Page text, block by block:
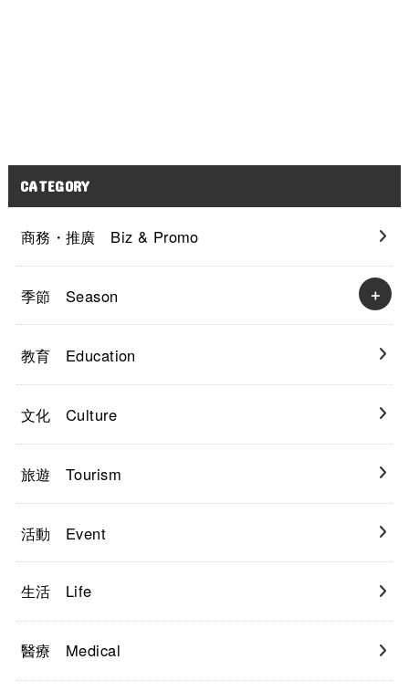
CATEGORY
商務・推廣 Biz & Promo
季節 Season
教育 Education
文化 Culture
旅遊 Tourism
活動 Event
生活 Life
醫療 Medical